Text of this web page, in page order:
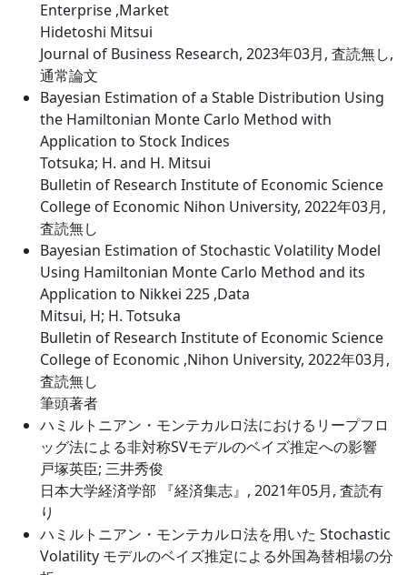
Enterprise ,Market
Hidetoshi Mitsui
Journal of Business Research, 2023年03月, 査読無し,
通常論文
Bayesian Estimation of a Stable Distribution Using
the Hamiltonian Monte Carlo Method with
Application to Stock Indices
Totsuka; H. and H. Mitsui
Bulletin of Research Institute of Economic Science
College of Economic Nihon University, 2022年03月,
査読無し
Bayesian Estimation of Stochastic Volatility Model
Using Hamiltonian Monte Carlo Method and its
Application to Nikkei 225 ,Data
Mitsui, H; H. Totsuka
Bulletin of Research Institute of Economic Science
College of Economic ,Nihon University, 2022年03月,
査読無し
筆頭著者
ハミルトニアン・モンテカルロ法におけるリープフロ
ッグ法による非対称SVモデルのベイズ推定への影響
戸塚英臣; 三井秀俊
日本大学経済学部 『経済集志』, 2021年05月, 査読有
り
ハミルトニアン・モンテカルロ法を用いた Stochastic
Volatility モデルのベイズ推定による外国為替相場の分